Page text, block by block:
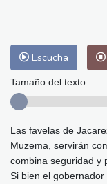
San José
Panama City
Escucha
Tamaño del texto:
Las favelas de
Muzema, servirán
combina seguridad y
Si bien el